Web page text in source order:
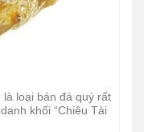
loại bán đá quý rất
khối “Chiêu Tài